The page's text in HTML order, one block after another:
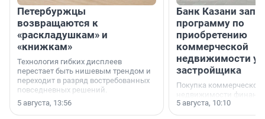
Петербуржцы
возвращаются к
«раскладушкам» и
«книжкам»
Технология гибких дисплеев
перестает быть нишевым трендом и
переходит в разряд востребованных
повседневных решений.
5 августа, 13:56
Банк Казани
программу по
приобретению
коммерческой
недвижимости у
застройщика
Покупка коммерческой
недвижимости
инструмент,
предпринимателей.
5 августа, 10:10